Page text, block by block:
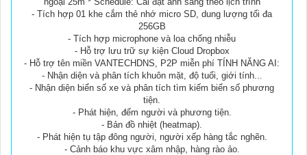
- Tích hợp 01 khe cắm thẻ nhớ micro SD, dung lượng tối đa
256GB
- Tích hợp microphone và loa chống nhiễu
- Hỗ trợ lưu trữ sự kiện Cloud Dropbox
- Hỗ trợ tên miền VANTECHDNS, P2P miễn phí TÍNH NĂNG AI:
- Nhận diện và phân tích khuôn mặt, độ tuổi, giới tính...
- Nhận diện biển số xe và phân tích tìm kiếm biển số phương
tiện.
- Phát hiện, đếm người và phương tiện.
- Bản đồ nhiệt (heatmap).
- Phát hiện tụ tập đông người, người xếp hàng tắc nghẽn.
- Cảnh báo khu vực xâm nhập, hàng rào ảo.